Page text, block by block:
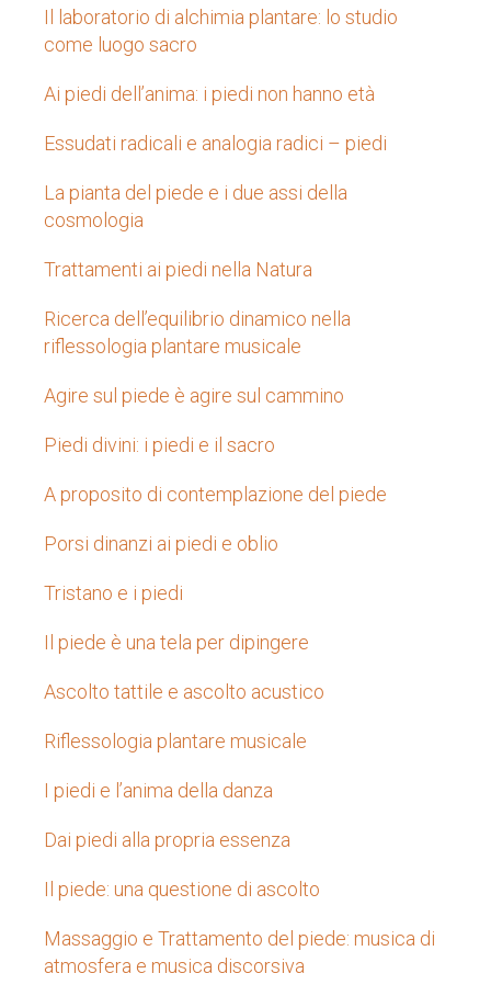
Il laboratorio di alchimia plantare: lo studio
come luogo sacro
Ai piedi dell’anima: i piedi non hanno età
Essudati radicali e analogia radici – piedi
La pianta del piede e i due assi della
cosmologia
Trattamenti ai piedi nella Natura
Ricerca dell’equilibrio dinamico nella
riflessologia plantare musicale
Agire sul piede è agire sul cammino
Piedi divini: i piedi e il sacro
A proposito di contemplazione del piede
Porsi dinanzi ai piedi e oblio
Tristano e i piedi
Il piede è una tela per dipingere
Ascolto tattile e ascolto acustico
Riflessologia plantare musicale
I piedi e l’anima della danza
Dai piedi alla propria essenza
Il piede: una questione di ascolto
Massaggio e Trattamento del piede: musica di
atmosfera e musica discorsiva